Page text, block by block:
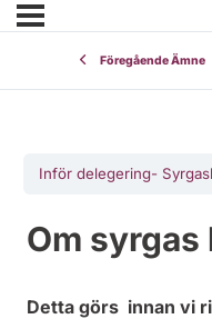
Föregående Ämne
Inför delegering-
Om
Detta görs innan vi